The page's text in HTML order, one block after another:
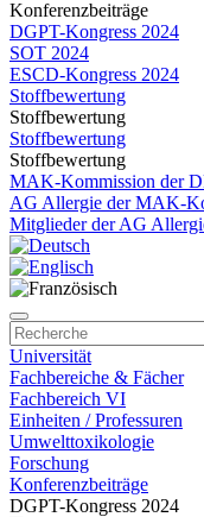
Konferenzbeiträge
DGPT-Kongress 2024
SOT 2024
ESCD-Kongress 2024
Stoffbewertung
Stoffbewertung
Stoffbewertung
Stoffbewertung
MAK-Kommission der
AG Allergie der MAK-
Mitglieder der AG
Universität
Fachbereiche & Fächer
Fachbereich VI
Einheiten / Professuren
Umwelttoxikologie
Forschung
Konferenzbeiträge
DGPT-Kongress 2024